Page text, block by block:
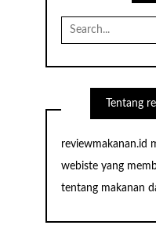
Search
for:
Tentang
reviewmakanan.id
webiste yang
tentang makanan